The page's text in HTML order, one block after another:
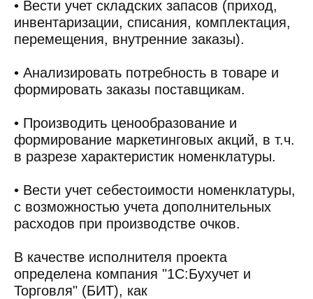
• Вести учет складских запасов (приход,
инвентаризации, списания, комплектация,
перемещения, внутренние заказы).
• Анализировать потребность в товаре и
формировать заказы поставщикам.
• Производить ценообразование и
формирование маркетинговых акций, в т.ч.
в разрезе характеристик номенклатуры.
• Вести учет себестоимости номенклатуры,
с возможностью учета дополнительных
расходов при производстве очков.
В качестве исполнителя проекта
определена компания "1С:Бухучет и
Торговля" (БИТ), как